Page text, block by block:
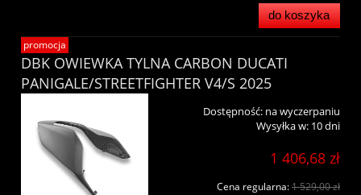
do koszyka
DBK OWIEWKA TYLNA CARBON DUCATI
PANIGALE/STREETFIGHTER V4/S 2025
Dostępność: na wyczerpaniu
Wysyłka w: 10 dni
1 406,68 zł
Cena regularna:1 529,00 zł
promocja